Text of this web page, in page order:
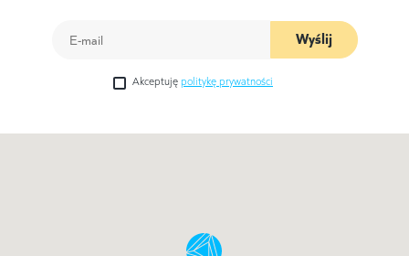
Wyślij
Akceptuję politykę prywatności